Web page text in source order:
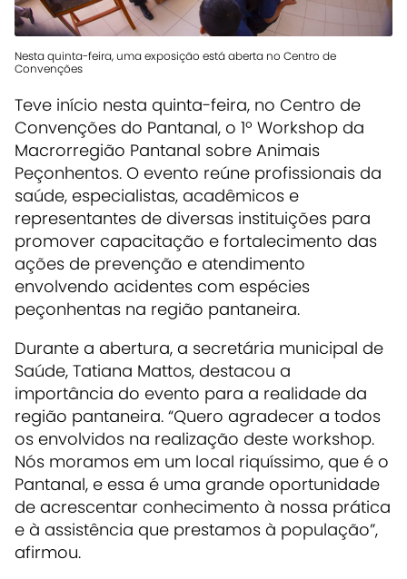
Nesta quinta-feira, uma exposição está aberta no Centro de
Convenções
Teve início nesta quinta-feira, no Centro de
Convenções do Pantanal, o 1º Workshop da
Macrorregião Pantanal sobre Animais
Peçonhentos. O evento reúne profissionais da
saúde, especialistas, acadêmicos e
representantes de diversas instituições para
promover capacitação e fortalecimento das
ações de prevenção e atendimento
envolvendo acidentes com espécies
peçonhentas na região pantaneira.
Durante a abertura, a secretária municipal de
Saúde, Tatiana Mattos, destacou a
importância do evento para a realidade da
região pantaneira. “Quero agradecer a todos
os envolvidos na realização deste workshop.
Nós moramos em um local riquíssimo, que é o
Pantanal, e essa é uma grande oportunidade
de acrescentar conhecimento à nossa prática
e à assistência que prestamos à população”,
afirmou.